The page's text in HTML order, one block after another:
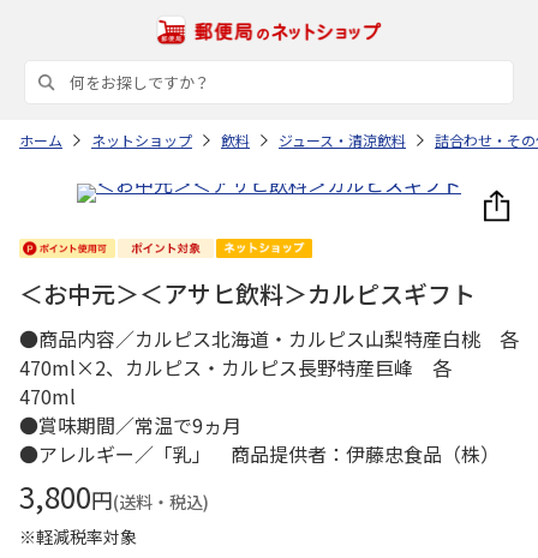
ホーム ネットショップ 飲料 ジュース・清涼飲料 詰合わせ・そ
＜お中元＞＜アサヒ飲料＞カルピスギフト
●商品内容／カルピス北海道・カルピス山梨特産白桃 各
470ml×2、カルピス・カルピス長野特産巨峰 各
470ml
●賞味期間／常温で9ヵ月
●アレルギー／「乳」 商品提供者：伊藤忠食品（株）
3,800円(送料・税込)
※軽減税率対象